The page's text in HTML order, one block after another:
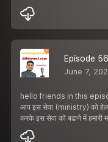
Episode 56
June 7,
hello friends in this
आप इस सेवा (ministry) को
करके इस सेवा को बढाने में